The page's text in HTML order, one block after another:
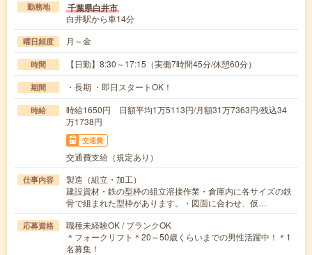
勤務地 千葉県白井市
白井駅から車14分
曜日頻度 月～金
時間 【日勤】8:30～17:15（実働7時間45分/休憩60分）
期間 ・長期 ・即日スタートOK！
時給
時給1650円 日額平均1万5113円/月額31万7363円/残込34
万1738円
交通費
交通費支給（規定あり）
仕事内容
製造（組立・加工）
建設資材・鉄の型枠の組立溶接作業・倉庫内に各サイズの鉄
骨で組まれた型枠があります。・図面に合わせ、仮…
応募資格
職種未経験OK / ブランクOK
＊フォークリフト＊20～50歳くらいまでの男性活躍中！＊1
名募集！